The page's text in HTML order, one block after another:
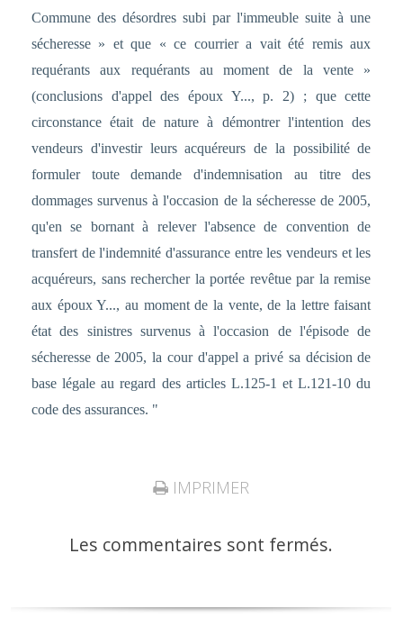
Commune des désordres subi par l'immeuble suite à une
sécheresse » et que « ce courrier a vait été remis aux
requérants aux requérants au moment de la vente »
(conclusions d'appel des époux Y..., p. 2) ; que cette
circonstance était de nature à démontrer l'intention des
vendeurs d'investir leurs acquéreurs de la possibilité de
formuler toute demande d'indemnisation au titre des
dommages survenus à l'occasion de la sécheresse de 2005,
qu'en se bornant à relever l'absence de convention de
transfert de l'indemnité d'assurance entre les vendeurs et les
acquéreurs, sans rechercher la portée revêtue par la remise
aux époux Y..., au moment de la vente, de la lettre faisant
état des sinistres survenus à l'occasion de l'épisode de
sécheresse de 2005, la cour d'appel a privé sa décision de
base légale au regard des articles L.125-1 et L.121-10 du
code des assurances. "
IMPRIMER
Les commentaires sont fermés.